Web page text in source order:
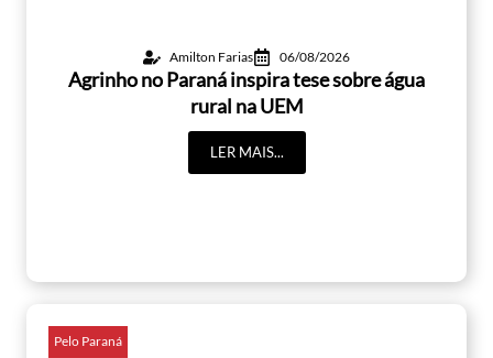
Amilton Farias 06/08/2026
Agrinho no Paraná inspira tese sobre água
rural na UEM
LER MAIS...
Pelo Paraná